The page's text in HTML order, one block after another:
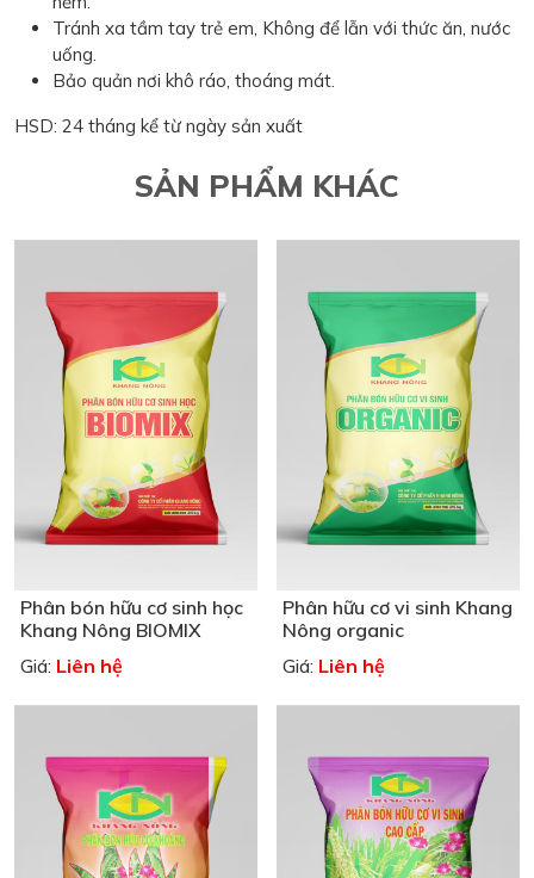
Tránh xa tầm tay trẻ em, Không để lẫn với thức ăn, nước
uống.
Bảo quản nơi khô ráo, thoáng mát.
HSD: 24 tháng kể từ ngày sản xuất
SẢN PHẨM KHÁC
Phân bón hữu cơ sinh học
Khang Nông BIOMIX
Giá: Liên hệ
Phân hữu cơ vi sinh Khang
Nông organic
Giá: Liên hệ